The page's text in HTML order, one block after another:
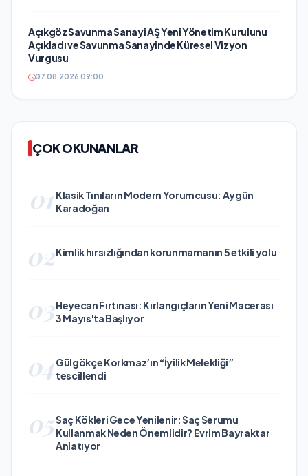
Açıkgöz Savunma Sanayi AŞ Yeni Yönetim Kurulunu
Açıkladı ve Savunma Sanayinde Küresel Vizyon
Vurgusu
07.08.2026 09:00
ÇOK OKUNANLAR
01 Klasik Tınıların Modern Yorumcusu: Aygün
Karadoğan
02Kimlik hırsızlığından korunmamanın 5 etkili yolu
03Heyecan Fırtınası: Kırlangıçların Yeni Macerası
3 Mayıs'ta Başlıyor
04Gülgökçe Korkmaz’ın “İyilik Melekliği”
tescillendi
05Saç Kökleri Gece Yenilenir: Saç Serumu
Kullanmak Neden Önemlidir? Evrim Bayraktar
Anlatıyor